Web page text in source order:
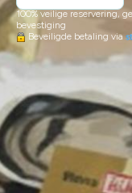
100% veilige reservering,
bevestiging
Beveiligde betaling via